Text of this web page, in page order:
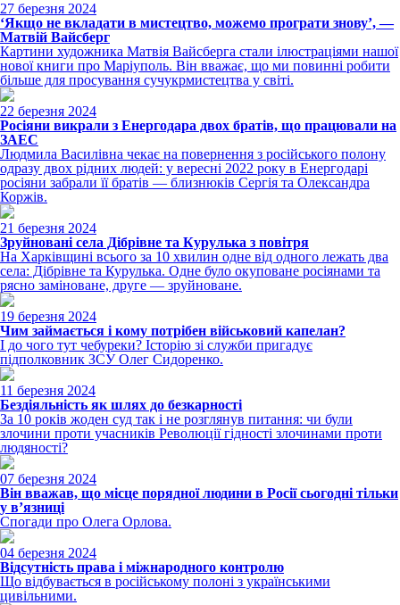
27 березня 2024
‘Якщо не вкладати в мистецтво, можемо програти знову’, —
Матвій Вайсберг
Картини художника Матвія Вайсберга стали ілюстраціями нашої
нової книги про Маріуполь. Він вважає, що ми повинні робити
більше для просування сучукрмистецтва у світі.
22 березня 2024
Росіяни викрали з Енергодара двох братів, що працювали на
ЗАЕС
Людмила Василівна чекає на повернення з російського полону
одразу двох рідних людей: у вересні 2022 року в Енергодарі
росіяни забрали її братів — близнюків Сергія та Олександра
Коржів.
21 березня 2024
Зруйновані села Дібрівне та Курулька з повітря
На Харківщині всього за 10 хвилин одне від одного лежать два
села: Дібрівне та Курулька. Одне було окуповане росіянами та
рясно заміноване, друге — зруйноване.
19 березня 2024
Чим займається і кому потрібен військовий капелан?
І до чого тут чебуреки? Історію зі служби пригадує
підполковник ЗСУ Олег Сидоренко.
11 березня 2024
Бездіяльність як шлях до безкарності
За 10 років жоден суд так і не розглянув питання: чи були
злочини проти учасників Революції гідності злочинами проти
людяності?
07 березня 2024
Він вважав, що місце порядної людини в Росії сьогодні тільки
у в’язниці
Спогади про Олега Орлова.
04 березня 2024
Відсутність права і міжнародного контролю
Що відбувається в російському полоні з українськими
цивільними.